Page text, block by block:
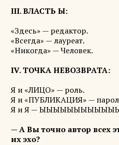
III. ВЛАСТЬ Ы:
«Здесь» — редактор.
«Всегда» — лауреат.
«Никогда» — Человек.
IV. ТОЧКА НЕВОЗВРАТА:
Я и «ЛИЦО» — роль.
Я и «ПУБЛИКАЦИЯ» —
Я и Я —
— А Вы точно автор всех
их эхо?